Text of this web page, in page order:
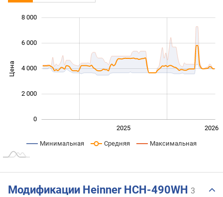
Цена 1 000
0
2 000
4 000
6 000
8 000
2025 2026
Минимальная Средняя Максимальная
Модификации Heinner HCH-490WH 3